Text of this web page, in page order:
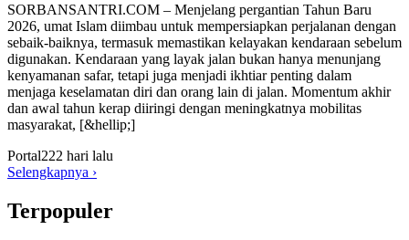
SORBANSANTRI.COM – Menjelang pergantian Tahun Baru
2026, umat Islam diimbau untuk mempersiapkan perjalanan dengan
sebaik-baiknya, termasuk memastikan kelayakan kendaraan sebelum
digunakan. Kendaraan yang layak jalan bukan hanya menunjang
kenyamanan safar, tetapi juga menjadi ikhtiar penting dalam
menjaga keselamatan diri dan orang lain di jalan. Momentum akhir
dan awal tahun kerap diiringi dengan meningkatnya mobilitas
masyarakat, [&hellip;]
Portal222 hari lalu
Selengkapnya ›
Terpopuler